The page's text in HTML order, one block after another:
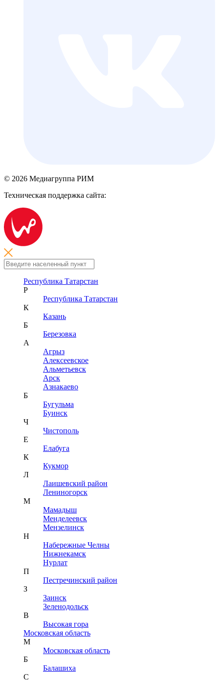
© 2026 Медиагруппа РИМ
Техническая поддержка сайта:
Республика Татарстан
Р
Республика Татарстан
К
Казань
Б
Березовка
А
Агрыз
Алексеевское
Альметьевск
Арск
Азнакаево
Б
Бугульма
Буинск
Ч
Чистополь
Е
Елабуга
К
Кукмор
Л
Лаишевский район
Лениногорск
М
Мамадыш
Менделеевск
Мензелинск
Н
Набережные Челны
Нижнекамск
Нурлат
П
Пестречинский район
З
Заинск
Зеленодольск
В
Высокая гора
Московская область
М
Московская область
Б
Балашиха
С